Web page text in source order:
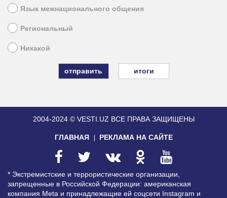
Язык межнационального общения
Региональный
Никакой
итоги
2004-2024 © VESTI.UZ ВСЕ ПРАВА ЗАЩИЩЕНЫ
ГЛАВНАЯ РЕКЛАМА НА САЙТЕ
* Экстремистские и террористические организации,
запрещенные в Российской Федерации: американская
компания Meta и принадлежащие ей соцсети Instagram и